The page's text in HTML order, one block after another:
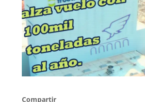
Compartir